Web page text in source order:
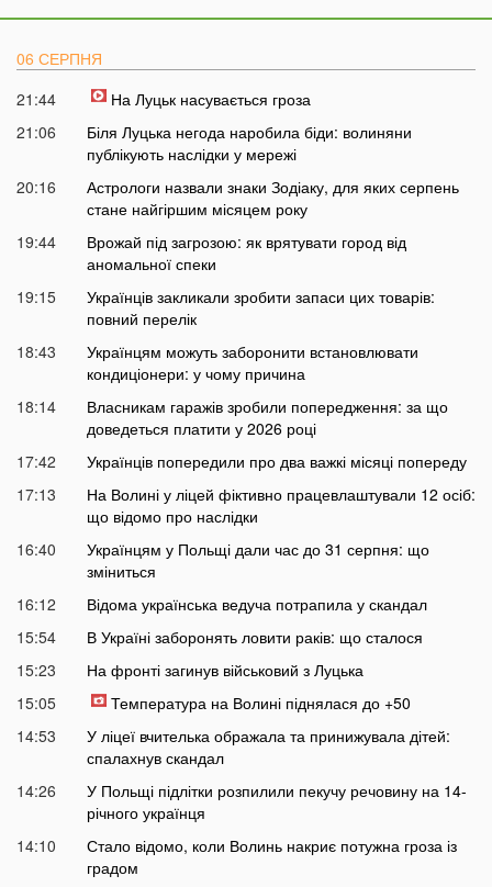
06 СЕРПНЯ
21:44
На Луцьк насувається гроза
21:06
Біля Луцька негода наробила біди: волиняни
публікують наслідки у мережі
20:16
Астрологи назвали знаки Зодіаку, для яких серпень
стане найгіршим місяцем року
19:44
Врожай під загрозою: як врятувати город від
аномальної спеки
19:15
Українців закликали зробити запаси цих товарів:
повний перелік
18:43
Українцям можуть заборонити встановлювати
кондиціонери: у чому причина
18:14
Власникам гаражів зробили попередження: за що
доведеться платити у 2026 році
17:42
Українців попередили про два важкі місяці попереду
17:13
На Волині у ліцей фіктивно працевлаштували 12 осіб:
що відомо про наслідки
16:40
Українцям у Польщі дали час до 31 серпня: що
зміниться
16:12
Відома українська ведуча потрапила у скандал
15:54
В Україні заборонять ловити раків: що сталося
15:23
На фронті загинув військовий з Луцька
15:05
Температура на Волині піднялася до +50
14:53
У ліцеї вчителька ображала та принижувала дітей:
спалахнув скандал
14:26
У Польщі підлітки розпилили пекучу речовину на 14-
річного українця
14:10
Стало відомо, коли Волинь накриє потужна гроза із
градом